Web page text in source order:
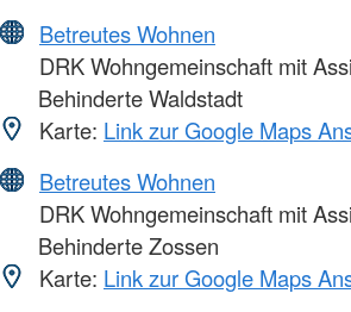
Betreutes Wohnen
DRK Wohngemeinschaft mit
Behinderte Waldstadt
Karte: Link zur Google Maps
Betreutes Wohnen
DRK Wohngemeinschaft mit
Behinderte Zossen
Karte: Link zur Google Maps